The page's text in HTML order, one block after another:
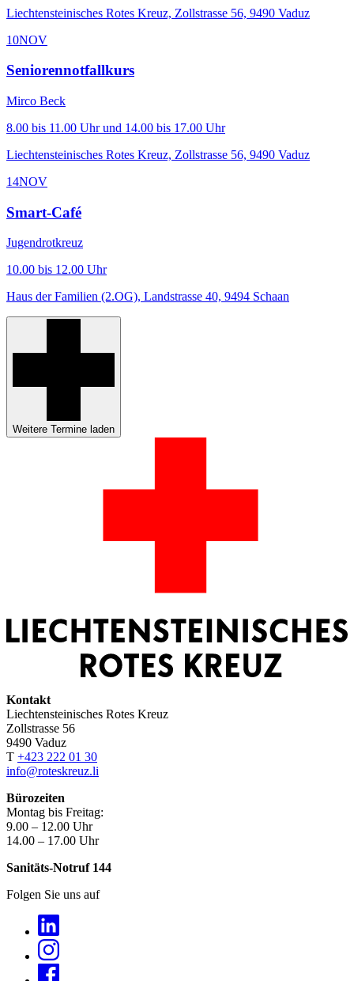
Liechtensteinisches Rotes Kreuz, Zollstrasse 56, 9490 Vaduz
10NOV
Seniorennotfallkurs
Mirco Beck
8.00 bis 11.00 Uhr und 14.00 bis 17.00 Uhr
Liechtensteinisches Rotes Kreuz, Zollstrasse 56, 9490 Vaduz
14NOV
Smart-Café
Jugendrotkreuz
10.00 bis 12.00 Uhr
Haus der Familien (2.OG), Landstrasse 40, 9494 Schaan
Weitere Termine laden
Kontakt
Liechtensteinisches Rotes Kreuz
Zollstrasse 56
9490 Vaduz
T +423 222 01 30
info@roteskreuz.li
Bürozeiten
Montag bis Freitag:
9.00 – 12.00 Uhr
14.00 – 17.00 Uhr
Sanitäts-Notruf 144
Folgen Sie uns auf